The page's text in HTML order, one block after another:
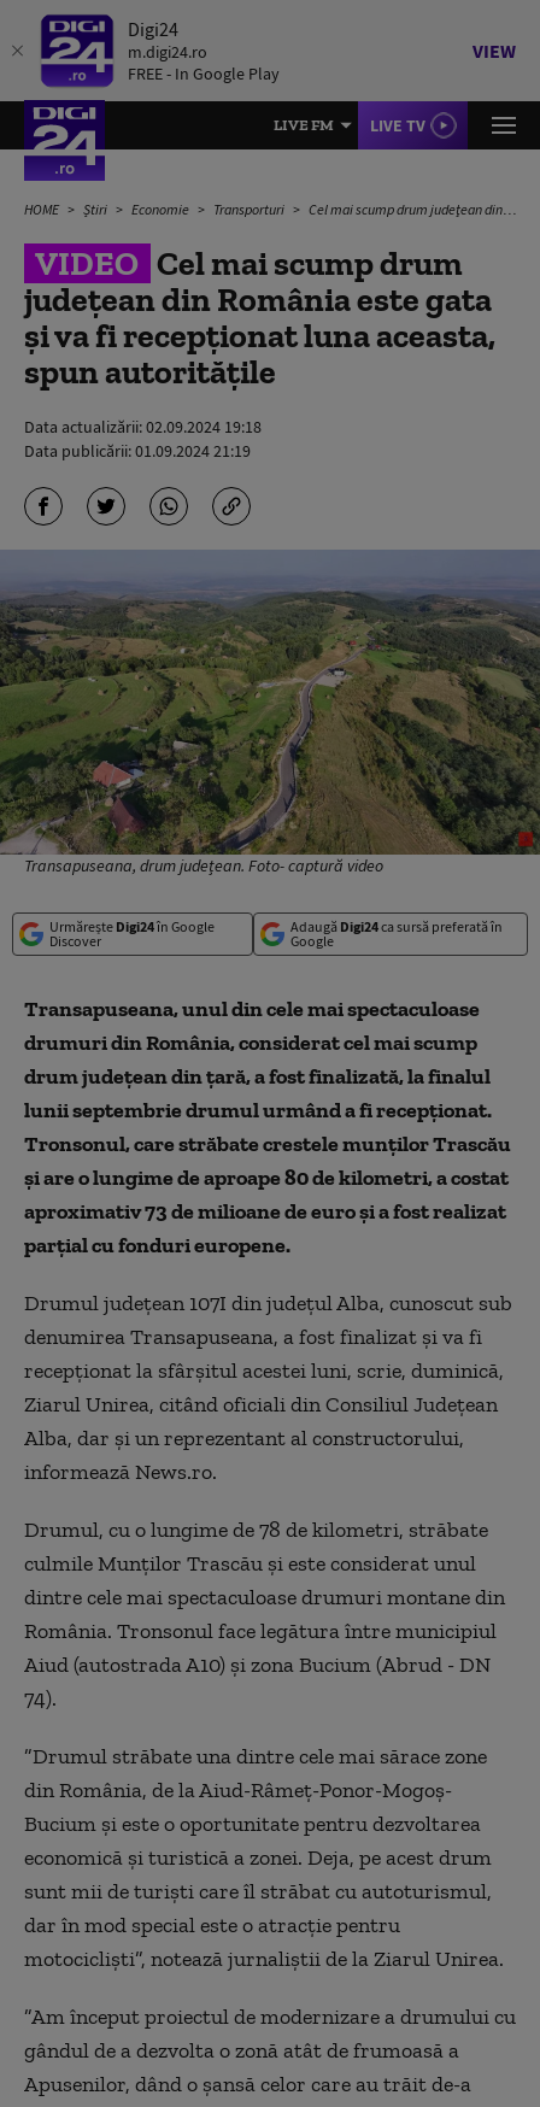
Digi24
m.digi24.ro
FREE - In Google Play
VIEW
LIVE FM LIVE TV
HOME Știri Economie Transporturi Cel mai scump drum judeţean din România este gata și va fi recepţionat luna aceasta, spun autoritățile
VIDEO Cel mai scump drum
judeţean din România este gata
și va fi recepţionat luna aceasta,
spun autoritățile
Data actualizării:02.09.2024 19:18
Data publicării:01.09.2024 21:19
Transapuseana, drum județean. Foto- captură video
Urmărește Digi24în Google
Discover
Adaugă Digi24ca sursă preferată în
Google
Transapuseana, unul din cele mai spectaculoase
drumuri din România, considerat cel mai scump
drum judeţean din ţară, a fost finalizată, la finalul
lunii septembrie drumul urmând a fi recepţionat.
Tronsonul, care străbate crestele munţilor Trascău
şi are o lungime de aproape 80 de kilometri, a costat
aproximativ 73 de milioane de euro şi a fost realizat
parţial cu fonduri europene.
Drumul judeţean 107I din judeţul Alba, cunoscut sub
denumirea Transapuseana, a fost finalizat şi va fi
recepţionat la sfârşitul acestei luni, scrie, duminică,
Ziarul Unirea, citând oficiali din Consiliul Judeţean
Alba, dar şi un reprezentant al constructorului,
informează News.ro.
Drumul, cu o lungime de 78 de kilometri, străbate
culmile Munţilor Trascău şi este considerat unul
dintre cele mai spectaculoase drumuri montane din
România. Tronsonul face legătura între municipiul
Aiud (autostrada A10) şi zona Bucium (Abrud - DN
74).
”Drumul străbate una dintre cele mai sărace zone
din România, de la Aiud-Râmeţ-Ponor-Mogoş-
Bucium şi este o oportunitate pentru dezvoltarea
economică şi turistică a zonei. Deja, pe acest drum
sunt mii de turişti care îl străbat cu autoturismul,
dar în mod special este o atracţie pentru
motociclişti”, notează jurnaliştii de la Ziarul Unirea.
”Am început proiectul de modernizare a drumului cu
gândul de a dezvolta o zonă atât de frumoasă a
Apusenilor, dând o şansă celor care au trăit de-a